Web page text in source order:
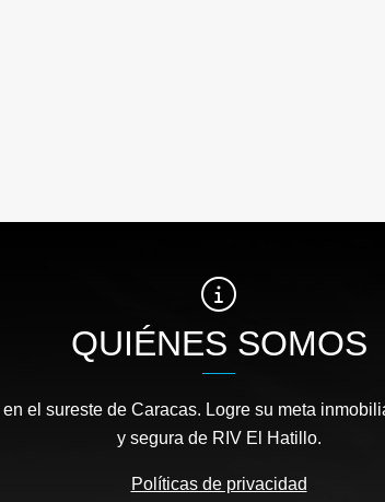
QUIÉNES SOMOS
el sureste de Caracas. Logre su meta
y segura de RIV El Hatillo.
Políticas de privacidad